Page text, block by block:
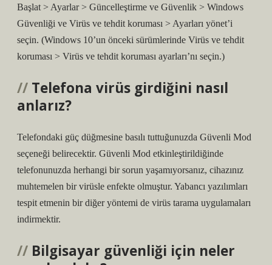
Başlat > Ayarlar > Güncelleştirme ve Güvenlik > Windows
Güvenliği ve Virüs ve tehdit koruması > Ayarları yönet’i
seçin. (Windows 10’un önceki sürümlerinde Virüs ve tehdit
koruması > Virüs ve tehdit koruması ayarları’nı seçin.)
Telefona virüs girdiğini nasıl
anlarız?
Telefondaki güç düğmesine basılı tuttuğunuzda Güvenli Mod
seçeneği belirecektir. Güvenli Mod etkinleştirildiğinde
telefonunuzda herhangi bir sorun yaşamıyorsanız, cihazınız
muhtemelen bir virüsle enfekte olmuştur. Yabancı yazılımları
tespit etmenin bir diğer yöntemi de virüs tarama uygulamaları
indirmektir.
Bilgisayar güvenliği için neler